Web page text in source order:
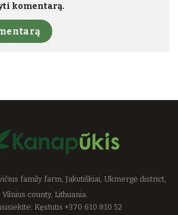
komentarą.
family farm, Jakutiškiai, Ukmergė district,
Vilnius county, Lithuania.
Kęstutis +370 610 810 52